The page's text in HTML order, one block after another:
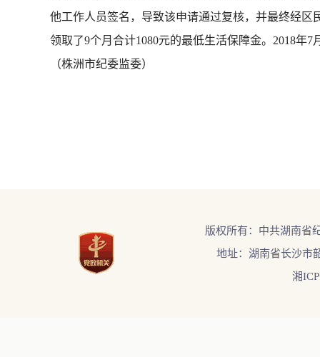
他工作人员签名，导致该申请通过复核，并最终经
领取了9个月合计1080元的最低生活保障金。2018年
（株洲市纪委监委）
版权所有：中共湖南省
地址：湖南省长沙市
湘